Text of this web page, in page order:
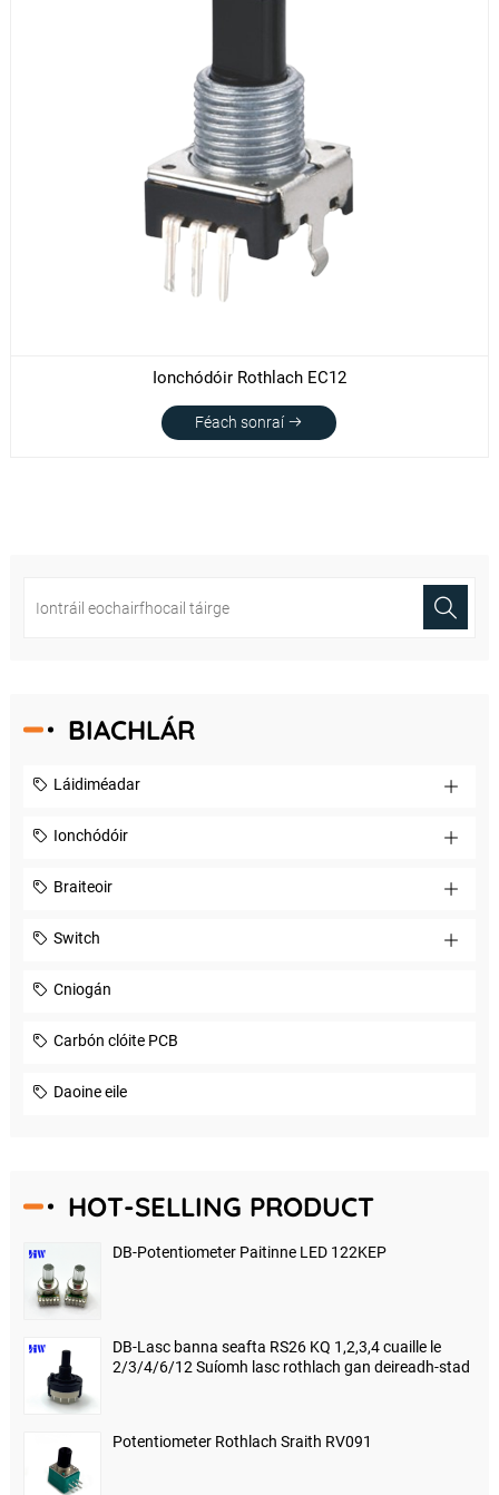
Ionchódóir Rothlach EC12
Féach sonraí
BIACHLÁR
Láidiméadar
Ionchódóir
Braiteoir
Switch
Cniogán
Carbón clóite PCB
Daoine eile
HOT-SELLING PRODUCT
DB-Potentiometer Paitinne LED 122KEP
DB-Lasc banna seafta RS26 KQ 1,2,3,4 cuaille le
2/3/4/6/12 Suíomh lasc rothlach gan deireadh-stad
Potentiometer Rothlach Sraith RV091